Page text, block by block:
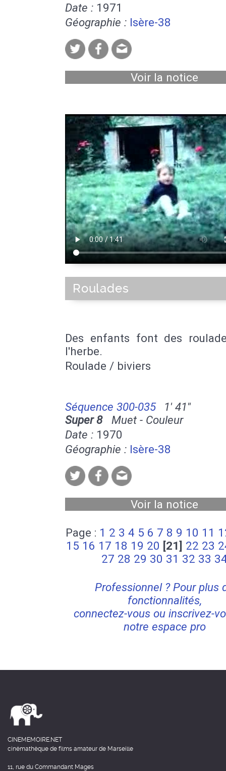
Date : 1971
Géographie : Isère-38
Voir la notice
Roulades
Des enfants font des
l'herbe.
Roulade / biviers
Séquence 300-035
1' 41''
Super 8Muet - Couleur
Date : 1970
Géographie : Isère-38
Voir la notice
Page : 1 2 3 4 5 6 7 8 9 10 11
15 16 17 18 19 20 [21] 22 23
27 28 29 30 31 32 33
Professionnel ? Pour plus
fonctionnalités,
connectez-vous ou inscrivez-
notre espace pro
CINEMEMOIRE.NET
cinémathèque de films amateur de Marseille
11, rue du Commandant Mages